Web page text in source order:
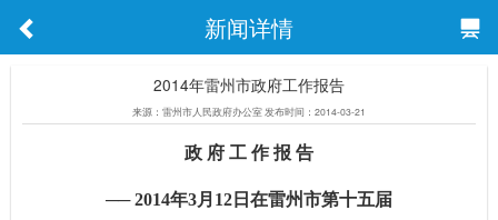
新闻详情
2014年雷州市政府工作报告
来源：雷州市人民政府办公室 发布时间：2014-03-21
政 府 工 作 报 告
── 2014年3月12日在雷州市第十五届